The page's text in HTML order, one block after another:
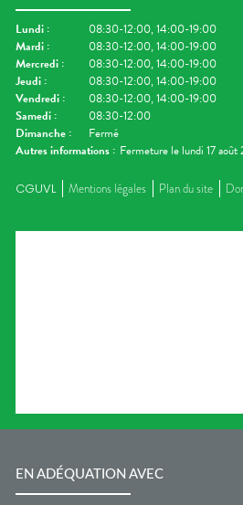
Lundi :
08:30-12:00, 14:00-19:00
Mardi :
08:30-12:00, 14:00-19:00
Mercredi :
08:30-12:00, 14:00-19:00
Jeudi :
08:30-12:00, 14:00-19:00
Vendredi :
08:30-12:00, 14:00-19:00
Samedi :
08:30-12:00
Dimanche :
Fermé
Autres informations : Fermeture le lundi 17
CGUVL Mentions légales Plan du site
EN ADÉQUATION AVEC